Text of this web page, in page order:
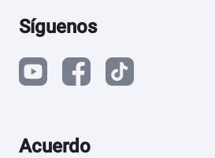
Síguenos
Acuerdo